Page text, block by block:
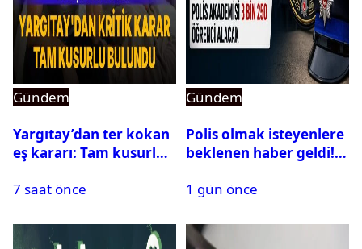
Gündem
Yargıtay’dan ter kokan
eş kararı: Tam kusurlu
7 saat önce
Gündem
Polis olmak isteyenlere
beklenen haber geldi!
1 gün önce